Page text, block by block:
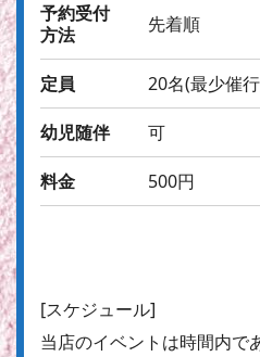
予約受付
方法
先着順
定員 20名(最少催
幼児随伴 可
料金 500円
[スケジュール]
当店のイベントは時間内で